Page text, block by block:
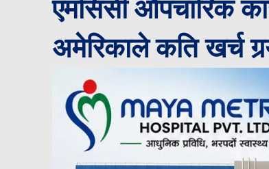
एमसिसी औपचारिक
अमेरिकाले कति खर्च